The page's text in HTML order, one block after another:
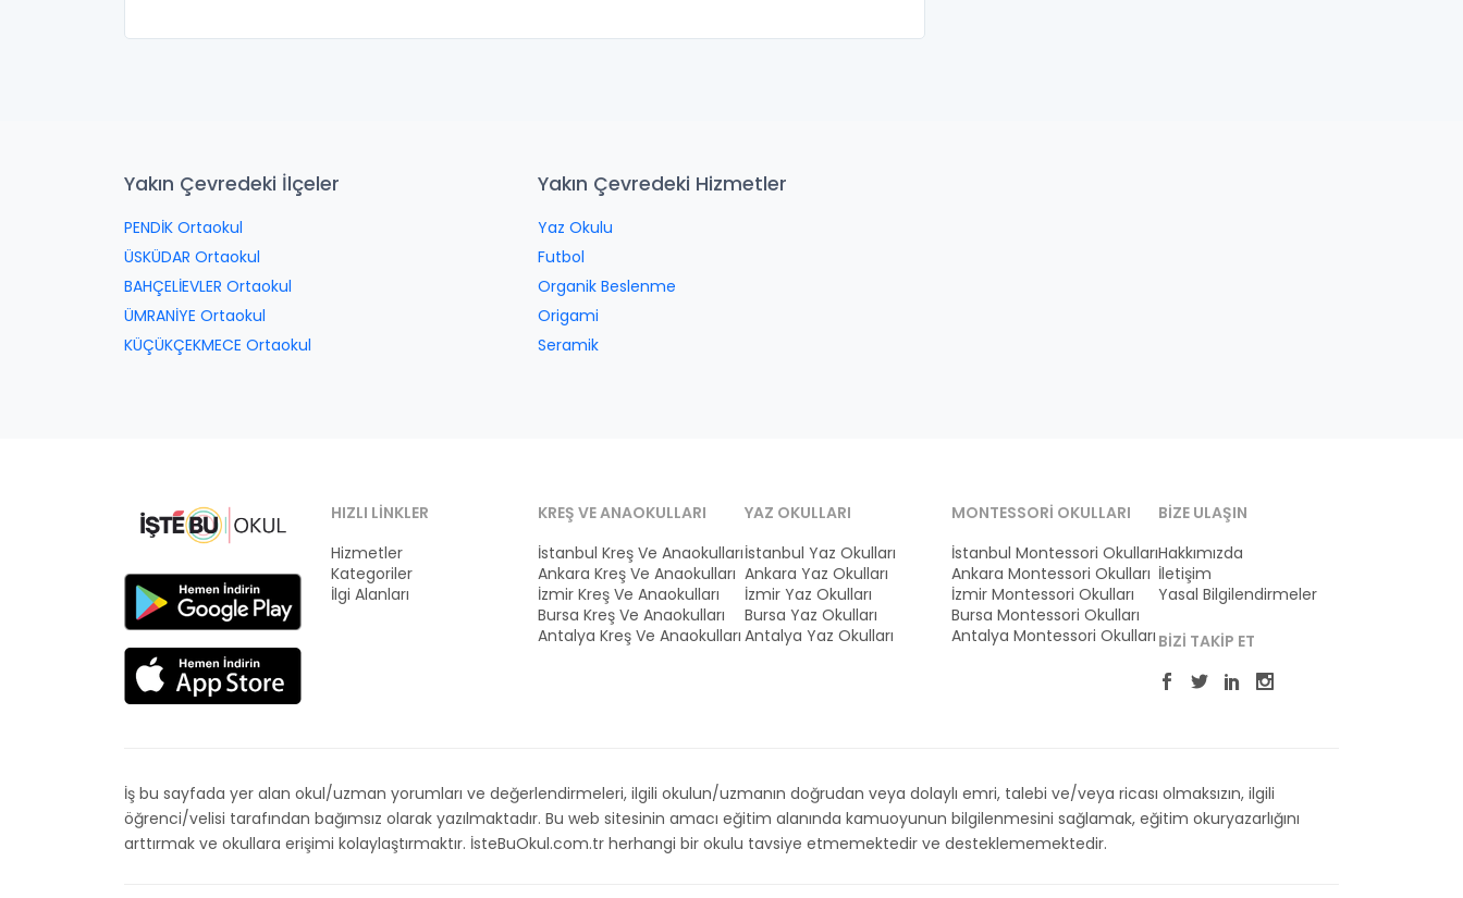
Yakın Çevredeki İlçeler
PENDİK Ortaokul
ÜSKÜDAR Ortaokul
BAHÇELİEVLER Ortaokul
ÜMRANİYE Ortaokul
KÜÇÜKÇEKMECE Ortaokul
Yakın Çevredeki Hizmetler
Yaz Okulu
Futbol
Organik Beslenme
Origami
Seramik
HIZLI LINKLER
Hizmetler
Kategoriler
İlgi Alanları
KREŞ VE ANAOKULLARI
İstanbul Kreş Ve Anaokulları
Ankara Kreş Ve Anaokulları
İzmir Kreş Ve Anaokulları
Bursa Kreş Ve Anaokulları
Antalya Kreş Ve Anaokulları
YAZ OKULLARI
İstanbul Yaz Okulları
Ankara Yaz Okulları
İzmir Yaz Okulları
Bursa Yaz Okulları
Antalya Yaz Okulları
MONTESSORI OKULLARI
İstanbul Montessori Okulları
Ankara Montessori Okulları
İzmir Montessori Okulları
Bursa Montessori Okulları
Antalya Montessori Okulları
BIZE ULAŞIN
Hakkımızda
İletişim
Yasal Bilgilendirmeler
BIZI TAKIP ET
İş bu sayfada yer alan okul/uzman yorumları ve değerlendirmeleri, ilgili okulun/uzmanın doğrudan veya dolaylı emri, talebi ve/veya ricası olmaksızın, ilgili
öğrenci/velisi tarafından bağımsız olarak yazılmaktadır. Bu web sitesinin amacı eğitim alanında kamuoyunun bilgilenmesini sağlamak, eğitim okuryazarlığını
arttırmak ve okullara erişimi kolaylaştırmaktır. İsteBuOkul.com.tr herhangi bir okulu tavsiye etmemektedir ve desteklememektedir.